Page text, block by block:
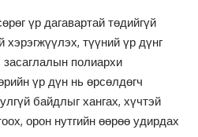
үр дагавартай төдийгүй
түүний үр дүнг
засаглалын полиархи
үр дүн нь өрсөлдөгч
байдлыг хангах, хүчтэй
орон нутгийн өөрөө удирдах